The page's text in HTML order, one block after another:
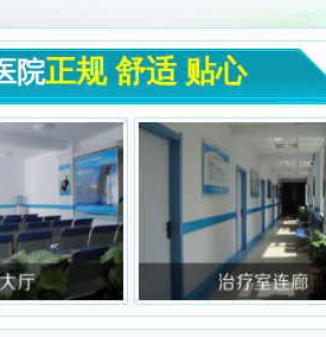
院正规 舒适 贴心